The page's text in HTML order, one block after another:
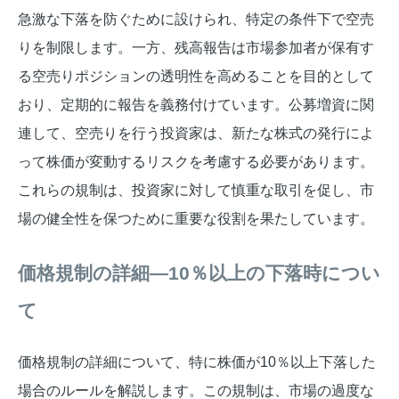
急激な下落を防ぐために設けられ、特定の条件下で空売
りを制限します。一方、残高報告は市場参加者が保有す
る空売りポジションの透明性を高めることを目的として
おり、定期的に報告を義務付けています。公募増資に関
連して、空売りを行う投資家は、新たな株式の発行によ
って株価が変動するリスクを考慮する必要があります。
これらの規制は、投資家に対して慎重な取引を促し、市
場の健全性を保つために重要な役割を果たしています。
価格規制の詳細—10％以上の下落時につい
て
価格規制の詳細について、特に株価が10％以上下落した
場合のルールを解説します。この規制は、市場の過度な